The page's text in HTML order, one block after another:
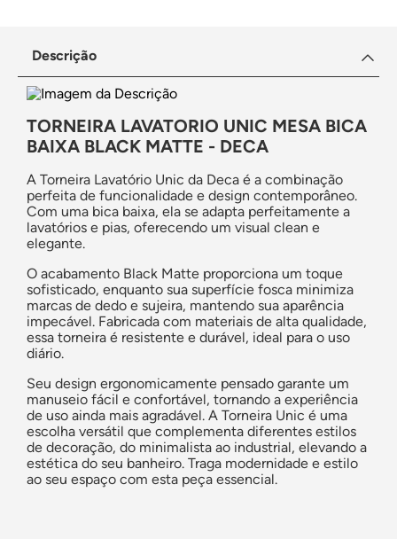
Descrição
TORNEIRA LAVATORIO UNIC MESA BICA
BAIXA BLACK MATTE - DECA
A Torneira Lavatório Unic da Deca é a combinação
perfeita de funcionalidade e design contemporâneo.
Com uma bica baixa, ela se adapta perfeitamente a
lavatórios e pias, oferecendo um visual clean e
elegante.
O acabamento Black Matte proporciona um toque
sofisticado, enquanto sua superfície fosca minimiza
marcas de dedo e sujeira, mantendo sua aparência
impecável. Fabricada com materiais de alta qualidade,
essa torneira é resistente e durável, ideal para o uso
diário.
Seu design ergonomicamente pensado garante um
manuseio fácil e confortável, tornando a experiência
de uso ainda mais agradável. A Torneira Unic é uma
escolha versátil que complementa diferentes estilos
de decoração, do minimalista ao industrial, elevando a
estética do seu banheiro. Traga modernidade e estilo
ao seu espaço com esta peça essencial.